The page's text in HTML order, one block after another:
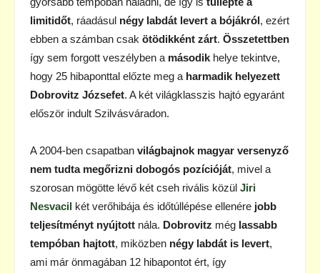
limitidőt, ráadásul négy labdát levert a bójákról, ezért
ebben a számban csak ötödikként zárt. Összetettben
így sem forgott veszélyben a második helye tekintve,
hogy 25 hibaponttal előzte meg a harmadik helyezett
Dobrovitz Józsefet. A két világklasszis hajtó egyaránt
először indult Szilvásváradon.
A 2004-ben csapatban világbajnok magyar versenyző
nem tudta megőrizni dobogós pozícióját, mivel a
szorosan mögötte lévő két cseh rivális közül Jiri
Nesvacil két verőhibája és időtúllépése ellenére jobb
teljesítményt nyújtott nála. Dobrovitz még lassabb
tempóban hajtott, miközben négy labdát is levert,
ami már önmagában 12 hibapontot ért, így